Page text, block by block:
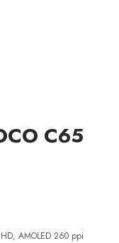
C65
AMOLED 260 ppi